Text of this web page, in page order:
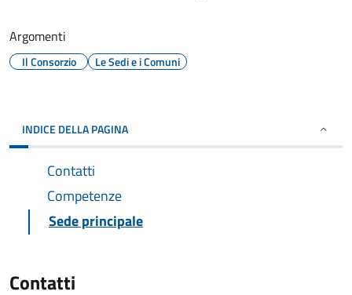
Argomenti
Il Consorzio Le Sedi e i Comuni
INDICE DELLA PAGINA
Contatti
Competenze
Sede principale
Contatti